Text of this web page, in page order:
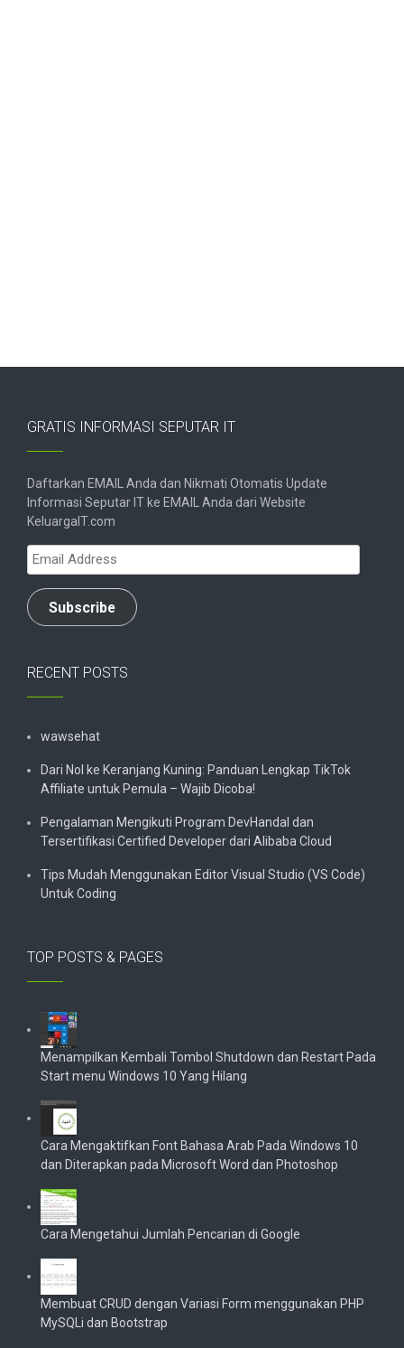
GRATIS INFORMASI SEPUTAR IT
Daftarkan EMAIL Anda dan Nikmati Otomatis Update
Informasi Seputar IT ke EMAIL Anda dari Website
KeluargaIT.com
Email
Address
Subscribe
RECENT POSTS
wawsehat
Dari Nol ke Keranjang Kuning: Panduan Lengkap TikTok
Affiliate untuk Pemula – Wajib Dicoba!
Pengalaman Mengikuti Program DevHandal dan
Tersertifikasi Certified Developer dari Alibaba Cloud
Tips Mudah Menggunakan Editor Visual Studio (VS Code)
Untuk Coding
TOP POSTS & PAGES
Menampilkan Kembali Tombol Shutdown dan Restart Pada
Start menu Windows 10 Yang Hilang
Cara Mengaktifkan Font Bahasa Arab Pada Windows 10
dan Diterapkan pada Microsoft Word dan Photoshop
Cara Mengetahui Jumlah Pencarian di Google
Membuat CRUD dengan Variasi Form menggunakan PHP
MySQLi dan Bootstrap